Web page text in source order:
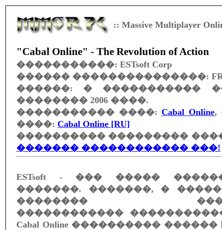
:: Massive Multiplayer
"Cabal Online" - The Revolution of Action
�����������: ESTsoft Corp
������ ���������������:
������: � �����������
�������� 2006 ����.
����������� ����: Cabal Online,
����: Cabal Online [RU]
���������� ���������
������� ������������ ���!
ESTsoft - ��� �����
�������. �������, �
��������
������������
Cabal Online ���������� ������